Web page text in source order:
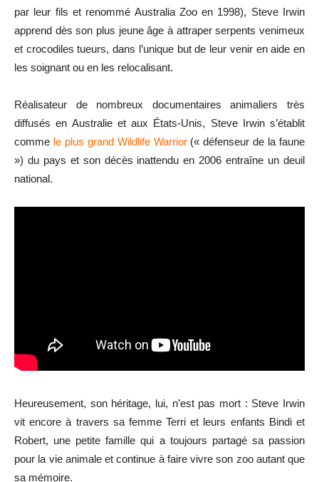
par leur fils et renommé Australia Zoo en 1998), Steve Irwin
apprend dès son plus jeune âge à attraper serpents venimeux
et crocodiles tueurs, dans l’unique but de leur venir en aide en
les soignant ou en les relocalisant.
Réalisateur de nombreux documentaires animaliers très
diffusés en Australie et aux États-Unis, Steve Irwin s’établit
comme le plus grand Wildlife Warrior(« défenseur de la faune
») du pays et son décès inattendu en 2006 entraîne un deuil
national.
Heureusement, son héritage, lui, n’est pas mort : Steve Irwin
vit encore à travers sa femme Terri et leurs enfants Bindi et
Robert, une petite famille qui a toujours partagé sa passion
pour la vie animale et continue à faire vivre son zoo autant que
sa mémoire.